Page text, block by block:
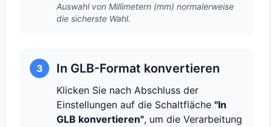
Auswahl von Millimetern (mm) normalerweise
die sicherste Wahl.
3 In GLB-Format konvertieren
Klicken Sie nach Abschluss der
Einstellungen auf die Schaltfläche "In
GLB konvertieren", um die Verarbeitung